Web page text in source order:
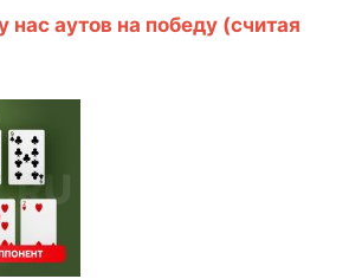
нас аутов на победу (считая